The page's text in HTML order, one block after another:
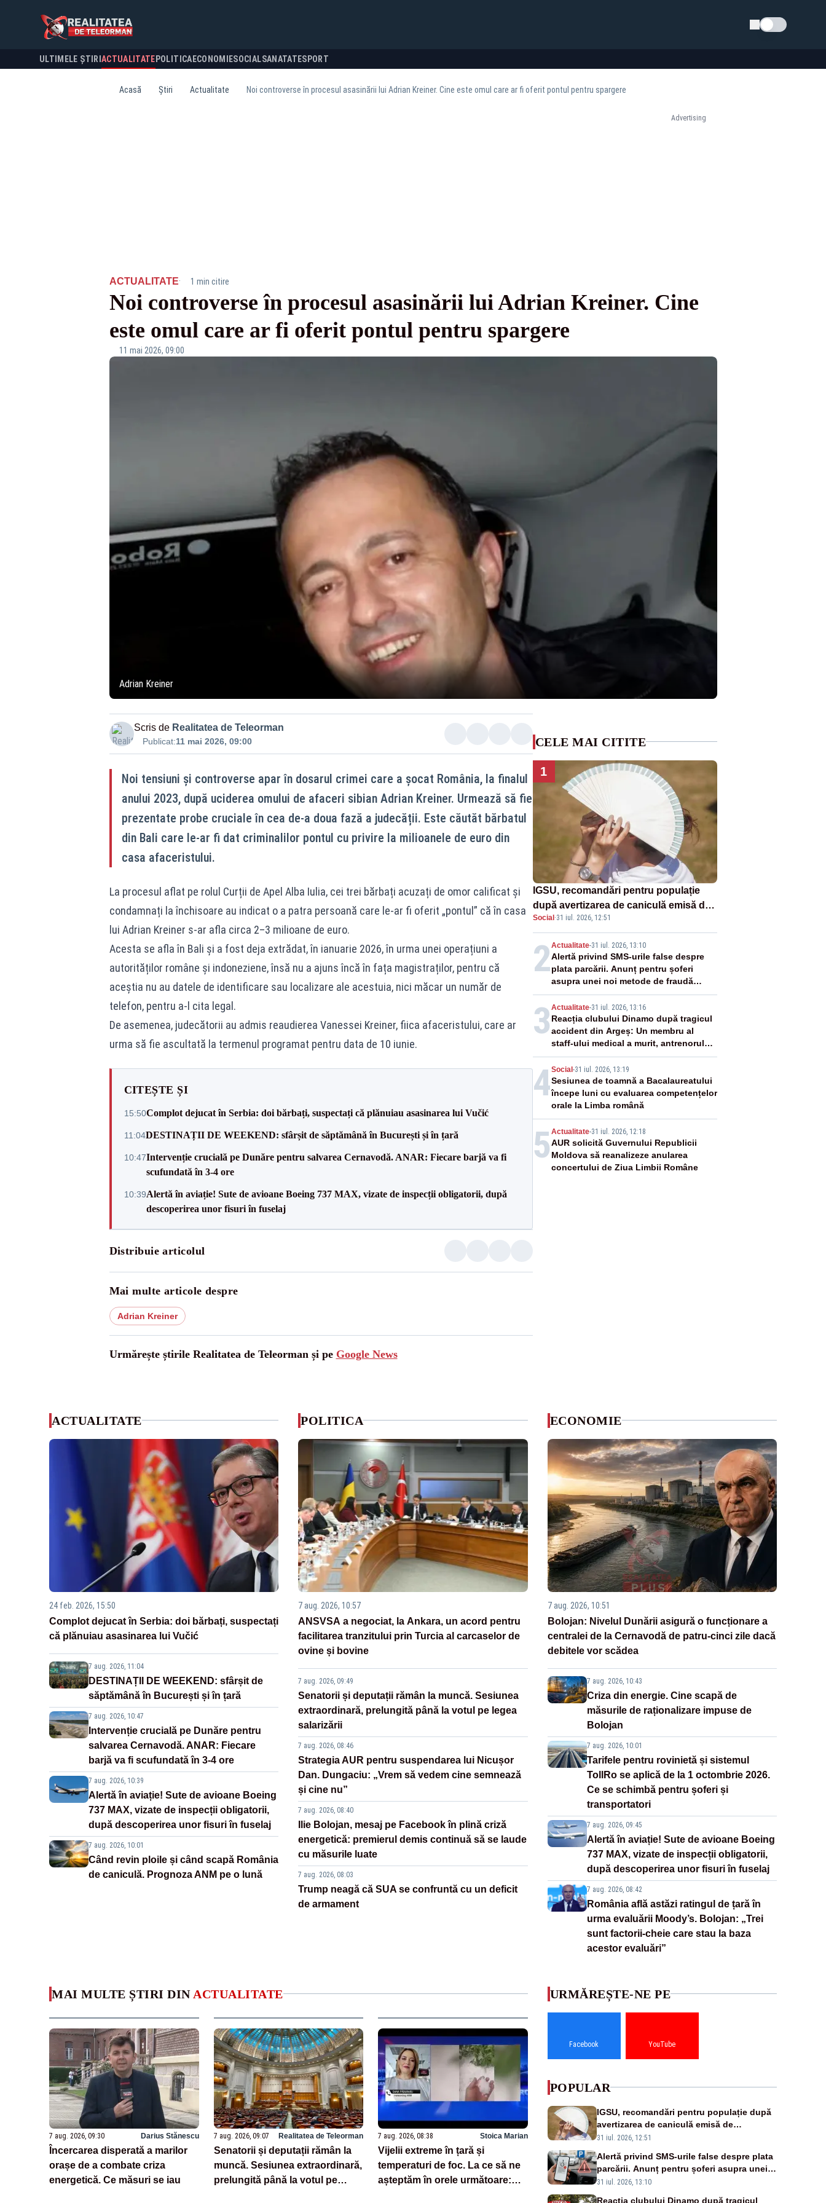
Schimba tema
ULTIMELE ȘTIRI ACTUALITATE POLITICA ECONOMIESOCIALSANATATESPORT
Acasă Știri Actualitate Noi controverse în procesul asasinării lui Adrian Kreiner. Cine este omul care ar fi oferit pontul pentru spargere
Advertising
ACTUALITATE· 1 min citire
Noi controverse în procesul asasinării lui Adrian Kreiner. Cine
este omul care ar fi oferit pontul pentru spargere
11 mai 2026, 09:00
Adrian Kreiner
Scris de Realitatea de Teleorman
Publicat:11 mai 2026, 09:00
Noi tensiuni și controverse apar în dosarul crimei care a șocat România, la finalul
anului 2023, după uciderea omului de afaceri sibian Adrian Kreiner. Urmează să fie
prezentate probe cruciale în cea de-a doua fază a judecății. Este căutăt bărbatul
din Bali care le-ar fi dat criminalilor pontul cu privire la milioanele de euro din
casa afaceristului.
La procesul aflat pe rolul Curții de Apel Alba Iulia, cei trei bărbați acuzați de omor calificat și
condamnați la închisoare au indicat o a patra persoană care le-ar fi oferit „pontul” că în casa
lui Adrian Kreiner s-ar afla circa 2–3 milioane de euro.
Acesta se afla în Bali și a fost deja extrădat, în ianuarie 2026, în urma unei operațiuni a
autorităților române și indoneziene, însă nu a ajuns încă în fața magistraților, pentru că
aceștia nu au datele de identificare sau localizare ale acestuia, nici măcar un număr de
telefon, pentru a-l cita legal.
De asemenea, judecătorii au admis reaudierea Vanessei Kreiner, fiica afaceristului, care ar
urma să fie ascultată la termenul programat pentru data de 10 iunie.
CITEȘTE ȘI
15:50Complot dejucat în Serbia: doi bărbați, suspectați că plănuiau asasinarea lui Vučić
11:04DESTINAȚII DE WEEKEND: sfârșit de săptămână în București și în țară
10:47Intervenție crucială pe Dunăre pentru salvarea Cernavodă. ANAR: Fiecare barjă va fi
scufundată în 3-4 ore
10:39Alertă în aviație! Sute de avioane Boeing 737 MAX, vizate de inspecții obligatorii, după
descoperirea unor fisuri în fuselaj
Distribuie articolul
Mai multe articole despre
Adrian Kreiner
Urmărește știrile Realitatea de Teleorman și pe Google News
CELE MAI CITITE
1
IGSU, recomandări pentru populație
după avertizarea de caniculă emisă de
meteorologi
Social·31 iul. 2026, 12:51
2Actualitate-31 iul. 2026, 13:10
Alertă privind SMS-urile false despre
plata parcării. Anunț pentru șoferi
asupra unei noi metode de fraudă
online
3 Actualitate-31 iul. 2026, 13:16
Reacția clubului Dinamo după tragicul
accident din Argeș: Un membru al
staff-ului medical a murit, antrenorul
Adrian Ropotan este în spital
4Social-31 iul. 2026, 13:19
Sesiunea de toamnă a Bacalaureatului
începe luni cu evaluarea competențelor
orale la Limba română
5 Actualitate-31 iul. 2026, 12:18
AUR solicită Guvernului Republicii
Moldova să reanalizeze anularea
concertului de Ziua Limbii Române
ACTUALITATE
24 feb. 2026, 15:50
Complot dejucat în Serbia: doi bărbați, suspectați
că plănuiau asasinarea lui Vučić
7 aug. 2026, 11:04
DESTINAȚII DE WEEKEND: sfârșit de
săptămână în București și în țară
7 aug. 2026, 10:47
Intervenție crucială pe Dunăre pentru
salvarea Cernavodă. ANAR: Fiecare
barjă va fi scufundată în 3-4 ore
7 aug. 2026, 10:39
Alertă în aviație! Sute de avioane Boeing
737 MAX, vizate de inspecții obligatorii,
după descoperirea unor fisuri în fuselaj
7 aug. 2026, 10:01
Când revin ploile și când scapă România
de caniculă. Prognoza ANM pe o lună
POLITICA
7 aug. 2026, 10:57
ANSVSA a negociat, la Ankara, un acord pentru
facilitarea tranzitului prin Turcia al carcaselor de
ovine și bovine
7 aug. 2026, 09:49
Senatorii și deputații rămân la muncă. Sesiunea
extraordinară, prelungită până la votul pe legea
salarizării
7 aug. 2026, 08:46
Strategia AUR pentru suspendarea lui Nicușor
Dan. Dungaciu: „Vrem să vedem cine semnează
și cine nu”
7 aug. 2026, 08:40
Ilie Bolojan, mesaj pe Facebook în plină criză
energetică: premierul demis continuă să se laude
cu măsurile luate
7 aug. 2026, 08:03
Trump neagă că SUA se confruntă cu un deficit
de armament
ECONOMIE
7 aug. 2026, 10:51
Bolojan: Nivelul Dunării asigură o funcționare a
centralei de la Cernavodă de patru-cinci zile dacă
debitele vor scădea
7 aug. 2026, 10:43
Criza din energie. Cine scapă de
măsurile de raționalizare impuse de
Bolojan
7 aug. 2026, 10:01
Tarifele pentru rovinietă și sistemul
TollRo se aplică de la 1 octombrie 2026.
Ce se schimbă pentru șoferi și
transportatori
7 aug. 2026, 09:45
Alertă în aviație! Sute de avioane Boeing
737 MAX, vizate de inspecții obligatorii,
după descoperirea unor fisuri în fuselaj
7 aug. 2026, 08:42
România află astăzi ratingul de țară în
urma evaluării Moody’s. Bolojan: „Trei
sunt factorii-cheie care stau la baza
acestor evaluări”
MAI MULTE ȘTIRI DIN ACTUALITATE
7 aug. 2026, 09:30 Darius Stănescu
Încercarea disperată a marilor
orașe de a combate criza
energetică. Ce măsuri se iau
7 aug. 2026, 09:07 Realitatea de Teleorman
Senatorii și deputații rămân la
muncă. Sesiunea extraordinară,
prelungită până la votul pe
7 aug. 2026, 08:38 Stoica Marian
Vijelii extreme în țară și
temperaturi de foc. La ce să ne
așteptăm în orele următoare:
URMĂREȘTE-NE PE
Facebook YouTube
POPULAR
IGSU, recomandări pentru populație după
avertizarea de caniculă emisă de
meteorologi
31 iul. 2026, 12:51
Alertă privind SMS-urile false despre plata
parcării. Anunț pentru șoferi asupra unei
noi metode de fraudă online
31 iul. 2026, 13:10
Reacția clubului Dinamo după tragicul